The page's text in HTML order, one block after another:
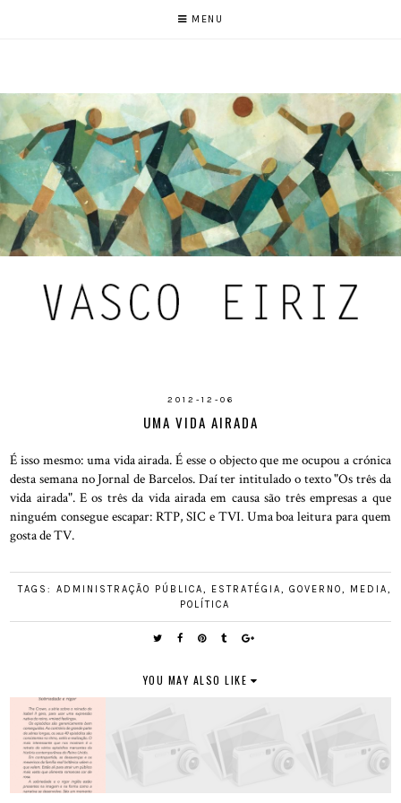
MENU
2012-12-06
UMA VIDA AIRADA
É isso mesmo: uma vida airada. É esse o objecto que me ocupou a crónica
desta semana no Jornal de Barcelos. Daí ter intitulado o texto "Os três da
vida airada". E os três da vida airada em causa são três empresas a que
ninguém consegue escapar: RTP, SIC e TVI. Uma boa leitura para quem
gosta de TV.
TAGS:ADMINISTRAÇÃO PÚBLICA, ESTRATÉGIA, GOVERNO, MEDIA,
POLÍTICA
YOU MAY ALSO LIKE